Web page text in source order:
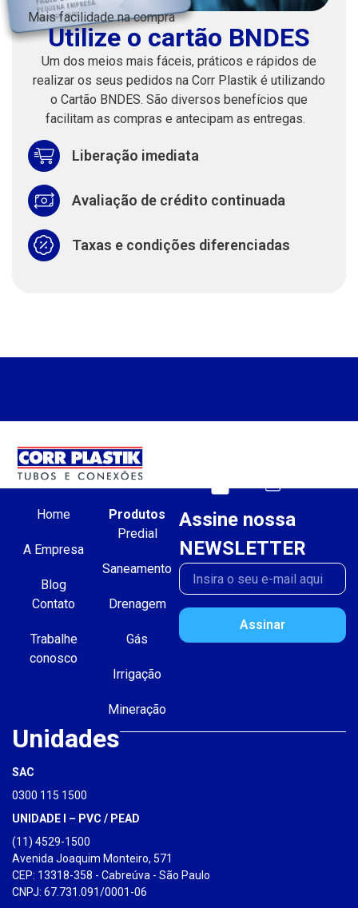
Mais facilidade na compra
Utilize o cartão BNDES
Um dos meios mais fáceis, práticos e rápidos de
realizar os seus pedidos na Corr Plastik é utilizando
o Cartão BNDES. São diversos benefícios que
facilitam as compras e antecipam as entregas.
Liberação imediata
Avaliação de crédito continuada
Taxas e condições diferenciadas
Home
A Empresa
Blog
Contato
Trabalhe
conosco
Produtos
Predial
Saneamento
Drenagem
Gás
Irrigação
Mineração
Assine nossa
NEWSLETTER
Assinar
Unidades
SAC
0300 115 1500
UNIDADE I – PVC / PEAD
(11) 4529-1500
Avenida Joaquim Monteiro, 571
CEP: 13318-358 - Cabreúva - São Paulo
CNPJ: 67.731.091/0001-06